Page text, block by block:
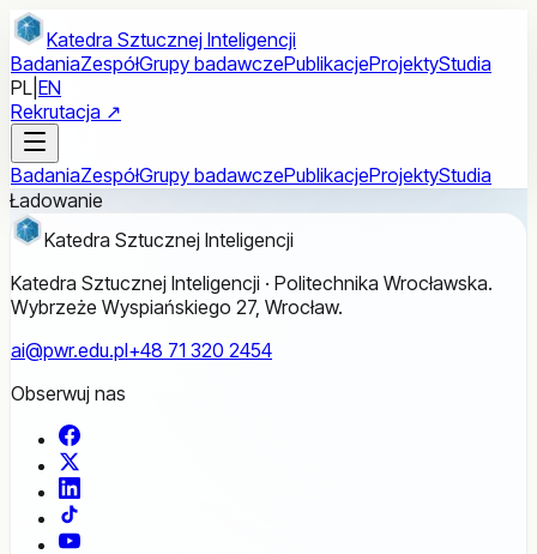
Przejdź do treści głównej
Katedra Sztucznej Inteligencji
BadaniaZespółGrupy badawczePublikacjeProjektyStudia
PL EN
Rekrutacja ↗
BadaniaZespółGrupy badawczePublikacjeProjektyStudia
Ładowanie
Katedra Sztucznej Inteligencji
Katedra Sztucznej Inteligencji · Politechnika Wrocławska.
Wybrzeże Wyspiańskiego 27, Wrocław.
ai@pwr.edu.pl+48 71 320 2454
Obserwuj nas
Facebook
YouTube